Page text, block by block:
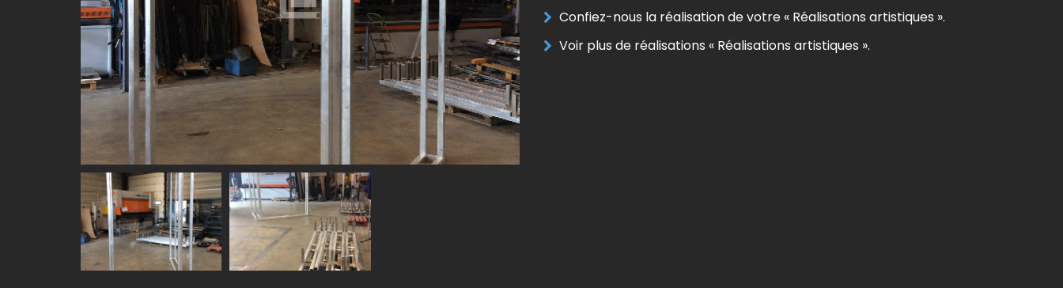
Confiez-nous la réalisation de votre « Réalisations artistiques ».
Voir plus de réalisations « Réalisations artistiques ».